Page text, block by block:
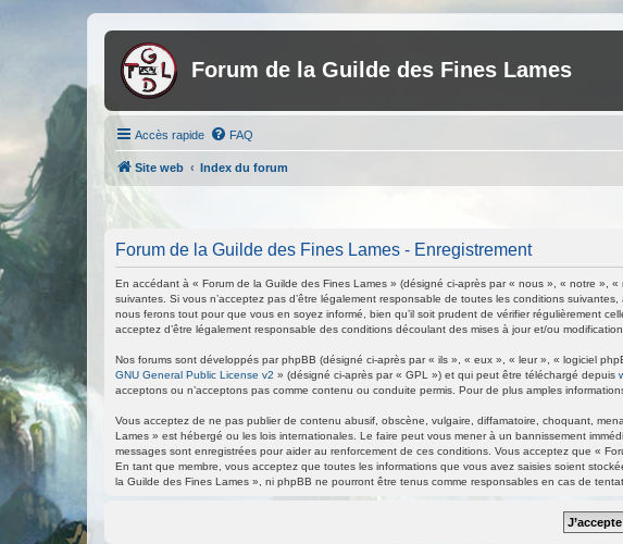
Forum de la Guilde des Fines Lames
Accès rapide FAQ
Site web Index du forum
Forum de la Guilde des Fines Lames - Enregistrement
En accédant à « Forum de la Guilde des Fines Lames » (désigné ci-après par « nous », « notre »,
suivantes. Si vous n’acceptez pas d’être légalement responsable de toutes les conditions
nous ferons tout pour que vous en soyez informé, bien qu’il soit prudent de vérifier régulièrement
acceptez d’être légalement responsable des conditions découlant des mises à jour et/ou
Nos forums sont développés par phpBB (désigné ci-après par « ils », « eux », « leur », « logiciel
GNU General Public License v2 » (désigné ci-après par « GPL ») et qui peut être téléchargé depuis
acceptons ou n’acceptons pas comme contenu ou conduite permis. Pour de plus amples
Vous acceptez de ne pas publier de contenu abusif, obscène, vulgaire, diffamatoire, choquant,
Lames » est hébergé ou les lois internationales. Le faire peut vous mener à un bannissement
messages sont enregistrées pour aider au renforcement de ces conditions. Vous acceptez que «
En tant que membre, vous acceptez que toutes les informations que vous avez saisies soient
la Guilde des Fines Lames », ni phpBB ne pourront être tenus comme responsables en cas de